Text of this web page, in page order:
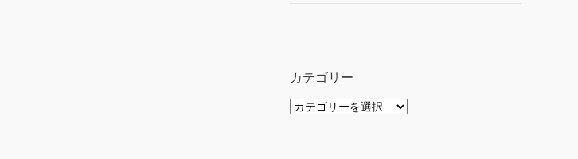
カテゴリー
カ